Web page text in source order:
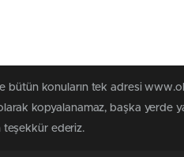
bütün konuların tek adresi
kopyalanamaz, başka yerde
teşekkür ederiz.